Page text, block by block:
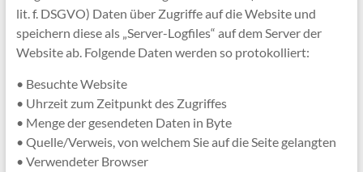
lit. f. DSGVO) Daten über Zugriffe auf die Website und
speichern diese als „Server-Logfiles“ auf dem Server der
Website ab. Folgende Daten werden so protokolliert:
• Besuchte Website
• Uhrzeit zum Zeitpunkt des Zugriffes
• Menge der gesendeten Daten in Byte
• Quelle/Verweis, von welchem Sie auf die Seite gelangten
• Verwendeter Browser